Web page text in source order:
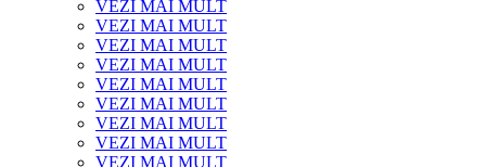
VEZI MAI MULT
VEZI MAI MULT
VEZI MAI MULT
VEZI MAI MULT
VEZI MAI MULT
VEZI MAI MULT
VEZI MAI MULT
VEZI MAI MULT
VEZI MAI MULT